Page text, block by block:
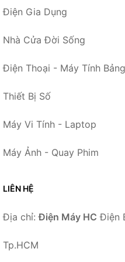
Điện Gia Dụng
Nhà Cửa Đời Sống
Điện Thoại - Máy Tính Bảng
Thiết Bị Số
Máy Vi Tính - Laptop
Máy Ảnh - Quay Phim
LIÊN HỆ
Địa chỉ:Điện Máy HC Điện
Tp.HCM